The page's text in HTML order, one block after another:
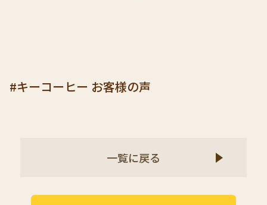
#キーコーヒー お客様の声
一覧に戻る